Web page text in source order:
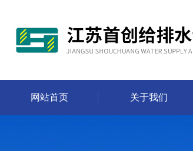
网站首页 关于我们